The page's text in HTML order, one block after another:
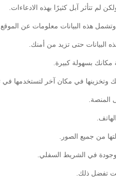
تتأثر آبل كثيرًا بهذه الادعاءات.
هذه البيانات معلومات عن
البيانات حتى تزيد من أمنك.
بسهولة كبيرة.
في مكان آخر لتستخدمها في
المنصة.
تفضل ذلك.